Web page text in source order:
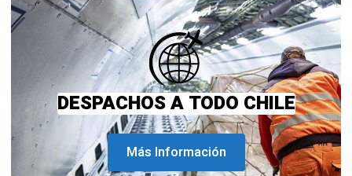
DESPACHOS A TODO CHILE
Más Información